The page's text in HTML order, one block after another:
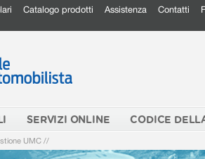
Catalogo prodotti Assistenza Contatti
SERVIZI ONLINE CODICE
UMC //